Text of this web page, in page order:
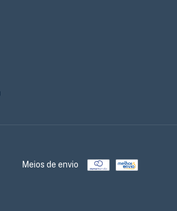
Meios de envio